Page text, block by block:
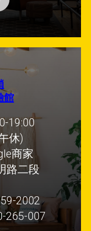
館
19:00
休)
商家
路二段
2002
265-007